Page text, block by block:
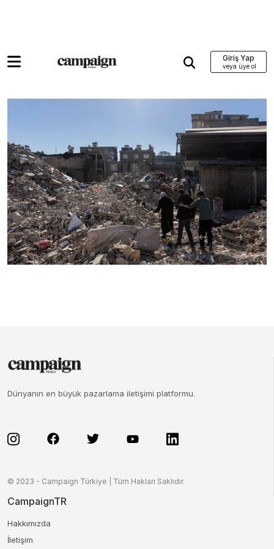
Giriş Yap
Dünyanın en büyük pazarlama iletişimi platformu.
© 2023 - Campaign Türkiye | Tüm Hakları Saklıdır.
CampaignTR
Hakkımızda
İletişim